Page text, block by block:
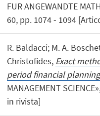
FUR ANGEWANDTE
60, pp. 1074 - 1094
R. Baldacci; M. A.
Christofides, Exact
period financial
MANAGEMENT
in rivista]